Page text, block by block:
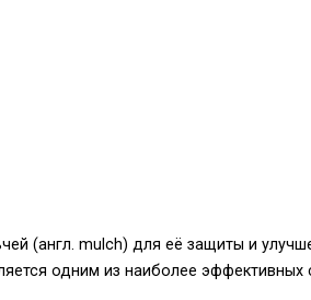
(англ. mulch) для её защиты и
одним из наиболее эффективных